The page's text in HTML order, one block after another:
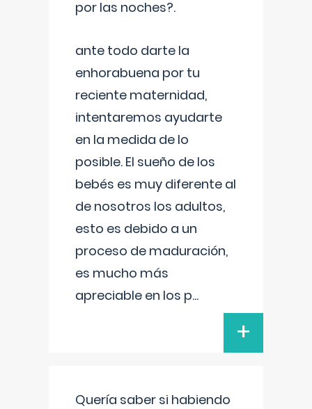
por las noches?.
ante todo darte la
enhorabuena por tu
reciente maternidad,
intentaremos ayudarte
en la medida de lo
posible. El sueño de los
bebés es muy diferente al
de nosotros los adultos,
esto es debido a un
proceso de maduración,
es mucho más
apreciable en los p...
+
Quería saber si habiendo